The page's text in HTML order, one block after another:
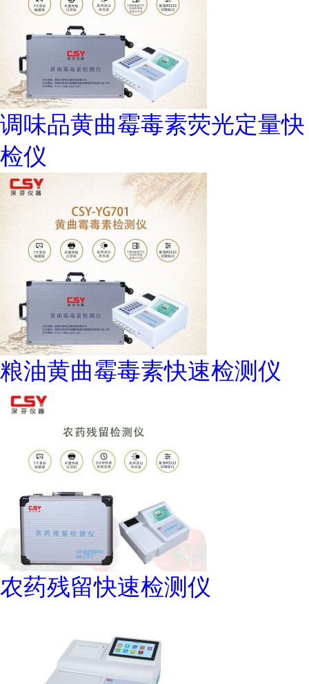
调味品黄曲霉毒素荧光定量快
检仪
粮油黄曲霉毒素快速检测仪
农药残留快速检测仪